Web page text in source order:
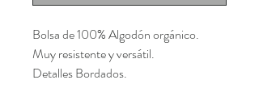
Bolsa de 100% Algodón orgánico.
Muy resistente y versátil.
Detalles Bordados.